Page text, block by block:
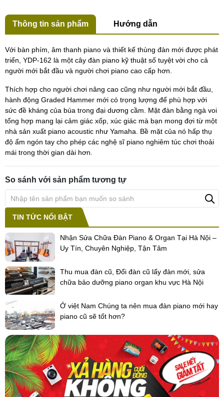
Thông tin sản phẩm Hướng dẫn
Với bàn phím, âm thanh piano và thiết kế thùng đàn mới được phát
triển, YDP-162 là một cây đàn piano kỹ thuật số tuyệt vời cho cả
người mới bắt đầu và người chơi piano cao cấp hơn.
Thích hợp cho người chơi nâng cao cũng như người mới bắt đầu,
hành động Graded Hammer mới có trọng lượng để phù hợp với
sức đề kháng của búa trong đại dương cầm. Mặt đàn bằng ngà voi
tổng hợp mang lại cảm giác xốp, xúc giác mà bạn mong đợi từ một
nhà sản xuất piano acoustic như Yamaha. Bề mặt của nó hấp thụ
độ ẩm ngón tay cho phép các nghệ sĩ piano nghiêm túc chơi thoải
mái trong thời gian dài hơn.
So sánh với sản phẩm tương tự
TIN TỨC NỔI BẬT
Nhận Sửa Chữa Đàn Piano & Organ Tại Hà Nội –
Uy Tín, Chuyên Nghiệp, Tận Tâm
Thu mua đàn cũ, Đổi đàn cũ lấy đàn mới, sửa
chữa bảo dưỡng piano organ khu vực Hà Nội
Ở việt Nam Chúng ta nên mua đàn piano mới hay
piano cũ sẽ tốt hơn?